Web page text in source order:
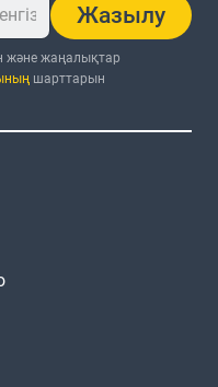
Жазылу
және жаңалықтар
шарттарын